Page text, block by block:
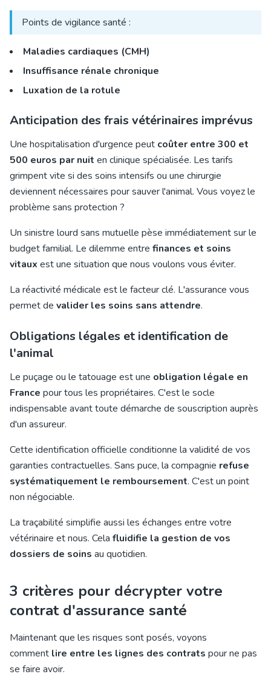
Points de vigilance santé :
Maladies cardiaques (CMH)
Insuffisance rénale chronique
Luxation de la rotule
Anticipation des frais vétérinaires imprévus
Une hospitalisation d'urgence peut coûter entre 300 et
500 euros par nuit en clinique spécialisée. Les tarifs
grimpent vite si des soins intensifs ou une chirurgie
deviennent nécessaires pour sauver l'animal. Vous voyez le
problème sans protection ?
Un sinistre lourd sans mutuelle pèse immédiatement sur le
budget familial. Le dilemme entre finances et soins
vitaux est une situation que nous voulons vous éviter.
La réactivité médicale est le facteur clé. L'assurance vous
permet de valider les soins sans attendre.
Obligations légales et identification de
l'animal
Le puçage ou le tatouage est une obligation légale en
France pour tous les propriétaires. C'est le socle
indispensable avant toute démarche de souscription auprès
d'un assureur.
Cette identification officielle conditionne la validité de vos
garanties contractuelles. Sans puce, la compagnie refuse
systématiquement le remboursement. C'est un point
non négociable.
La traçabilité simplifie aussi les échanges entre votre
vétérinaire et nous. Cela fluidifie la gestion de vos
dossiers de soins au quotidien.
3 critères pour décrypter votre
contrat d'assurance santé
Maintenant que les risques sont posés, voyons
comment lire entre les lignes des contrats pour ne pas
se faire avoir.